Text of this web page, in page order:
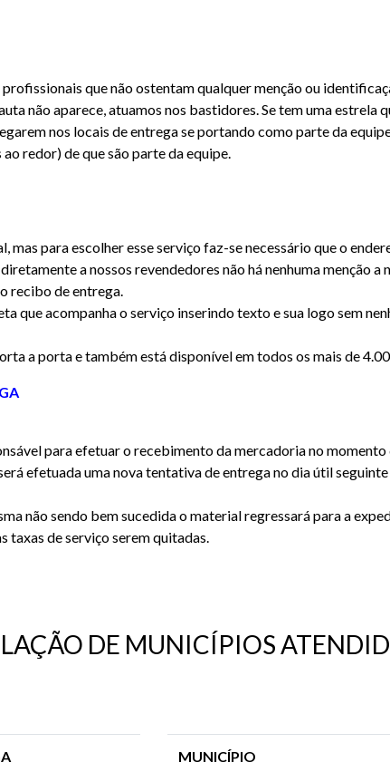
que não ostentam qualquer menção ou
não aparece, atuamos nos bastidores. Se tem uma estrela
nos locais de entrega se portando como parte da
redor) de que são parte da equipe.
mas para escolher esse serviço faz-se necessário que o
a nossos revendedores não há nenhuma menção
recibo de entrega.
que acompanha o serviço inserindo texto e sua logo sem
a porta e também está disponível em todos os mais de
para efetuar o recebimento da mercadoria no momento
efetuada uma nova tentativa de entrega no dia útil
não sendo bem sucedida o material regressará para a
taxas de serviço serem quitadas.
DE MUNICÍPIOS
MUNICÍPIO